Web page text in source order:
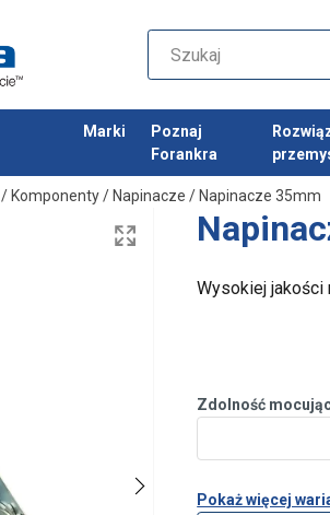
Marki
Poznaj
Forankra
/ Komponenty/ Napinacze / Napinacze 35mm
Wysokiej jakości
Zdolność
Pokaż więcej